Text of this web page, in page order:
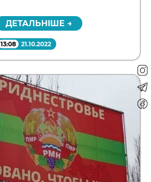
ДЕТАЛЬНІШЕ →
13:08 21.10.2022